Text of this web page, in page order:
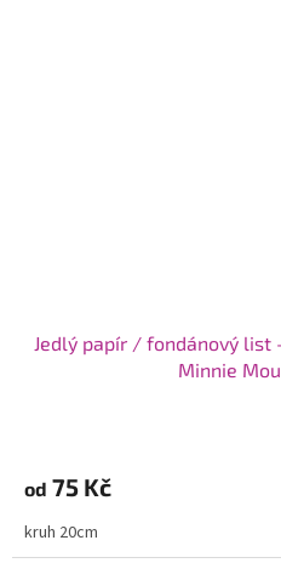
Jedlý papír / fondánový list
Minnie
od 75 Kč
kruh 20cm